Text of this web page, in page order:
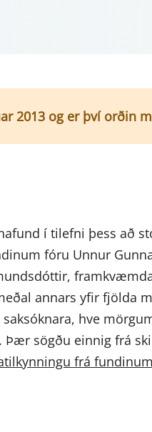
2013 og er því orðin
í tilefni þess að
fóru Unnur
annars yfir fjölda
hve
Þær sögðu einnig frá
frá